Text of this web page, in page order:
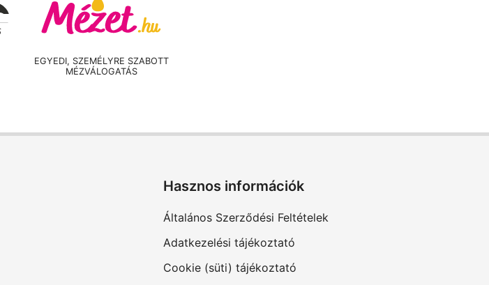
EGYEDI, SZEMÉLYRE SZABOTT
MÉZVÁLOGATÁS
Hasznos információk
Általános Szerződési Feltételek
Adatkezelési tájékoztató
Cookie (süti) tájékoztató